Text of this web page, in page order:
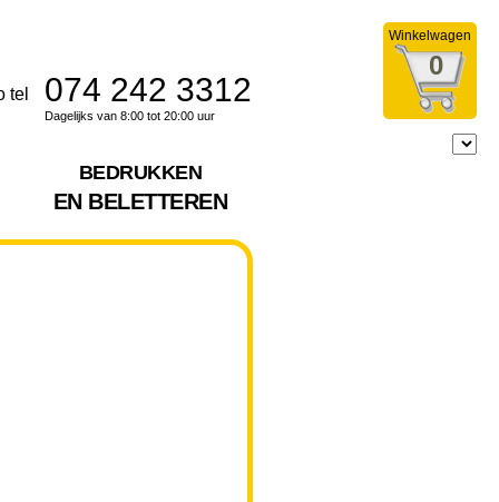
Winkelwagen
0
074 242 3312
Dagelijks van 8:00 tot 20:00 uur
BEDRUKKEN
EN BELETTEREN